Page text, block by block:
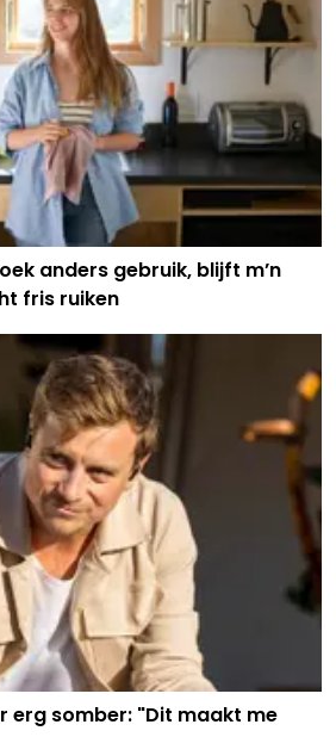
anders gebruik, blijft m’n
fris ruiken
erg somber: "Dit maakt me